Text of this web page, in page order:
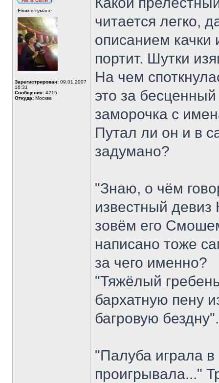
Ёжик в тумане
Зарегистрирован: 09.01.2007
16:31
Сообщения: 4215
Откуда: Москва
читается легко,
описанием качки
портит. Шутки
На чем
это за
заморочка с
Путал ли он и в
задумано?
"Знаю, о чём
известный
зовём его
написано тоже
за чего именно?
"Тяжёлый
бархатную пену
багровую
"Палуба играла в
проигрывала..."